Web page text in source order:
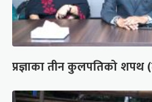
प्रज्ञाका तीन कुलपतिको शपथ